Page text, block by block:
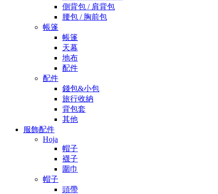
側背包 / 肩背包
腰包 / 胸前包
帳篷
帳篷
天幕
地布
配件
配件
錢包&小包
旅行收納
背包套
其他
服飾配件
Hoja
帽子
襪子
圍巾
帽子
頭帶